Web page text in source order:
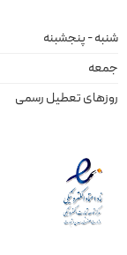
شنبه - پنجشبنه
جمعه
روزهای تعطیل رسمی